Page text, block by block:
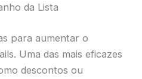
da Lista
para aumentar o
Uma das mais eficazes
descontos ou